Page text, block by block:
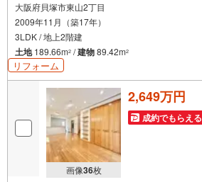
大阪府貝塚市東山2丁目
2009年11月（築17年）
3LDK / 地上2階建
土地189.66m2 /建物89.42m2
リフォーム
画像36枚
2,649万円
成約でもらえる